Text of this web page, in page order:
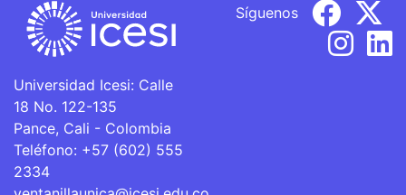
Universidad Icesi: Calle
18 No. 122-135
Pance, Cali - Colombia
Teléfono: +57 (602) 555
2334
Síguenos